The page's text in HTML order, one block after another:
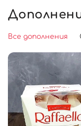
Все дополнения